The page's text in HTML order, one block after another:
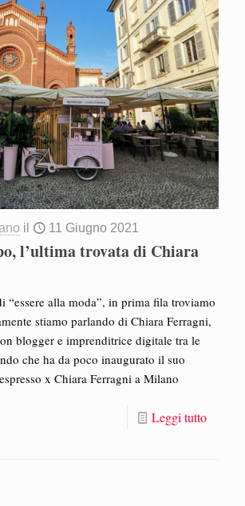
il 11 Giugno 2021
l’ultima trovata di Chiara
“essere alla moda”, in prima fila troviamo
stiamo parlando di Chiara Ferragni,
blogger e imprenditrice digitale tra le
che ha da poco inaugurato il suo
x Chiara Ferragni a Milano
Leggi tutto